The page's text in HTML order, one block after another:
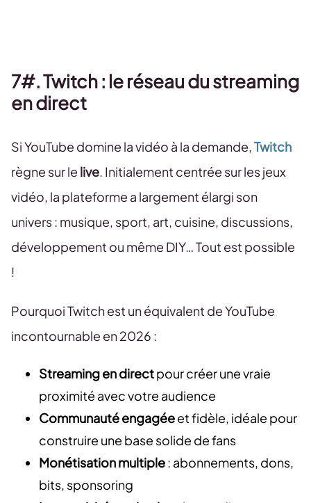
7#. Twitch : le réseau du streaming
en direct
Si YouTube domine la vidéo à la demande,Twitch
règne sur le live. Initialement centrée sur les jeux
vidéo, la plateforme a largement élargi son
univers : musique, sport, art, cuisine, discussions,
développement ou même DIY… Tout est possible
!
Pourquoi Twitch est un équivalent de YouTube
incontournable en 2026 :
Streaming en directpour créer une vraie
proximité avec votre audience
Communauté engagéeet fidèle, idéale pour
construire une base solide de fans
Monétisation multiple: abonnements, dons,
bits, sponsoring